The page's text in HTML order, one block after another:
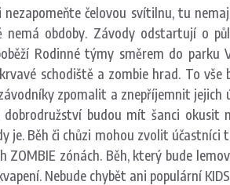
nezapomeňte čelovou svítilnu, tu
nemá obdoby. Závody odstartují o
Rodinné týmy směrem do
schodiště a zombie hrad. To
zpomalit a znepříjemnit jejich
dobrodružství budou mít šanci
je. Běh či chůzi mohou zvolit
ZOMBIE zónách. Běh, který bude
Nebude chybět ani populární